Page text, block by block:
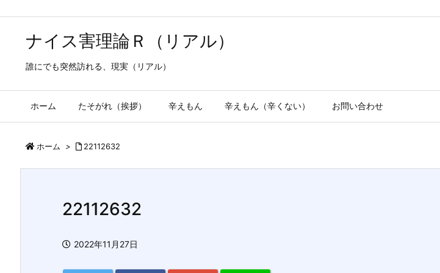
ナイス害理論Ｒ（リアル）
誰にでも突然訪れる、現実（リアル）
ホーム たそがれ（挨拶） 辛えもん 辛えもん（辛くない） お問い合わせ
ホーム > 22112632
22112632
2022年11月27日